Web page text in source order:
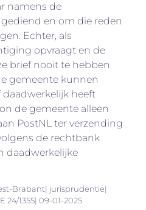
namens de
en om die reden
Echter, als
opvraagt en de
brief nooit te hebben
gemeente kunnen
daadwerkelijk heeft
de gemeente alleen
PostNL ter verzending
de rechtbank
daadwerkelijke
Brabant| jurisprudentie|
24/1355| 09-01-2025